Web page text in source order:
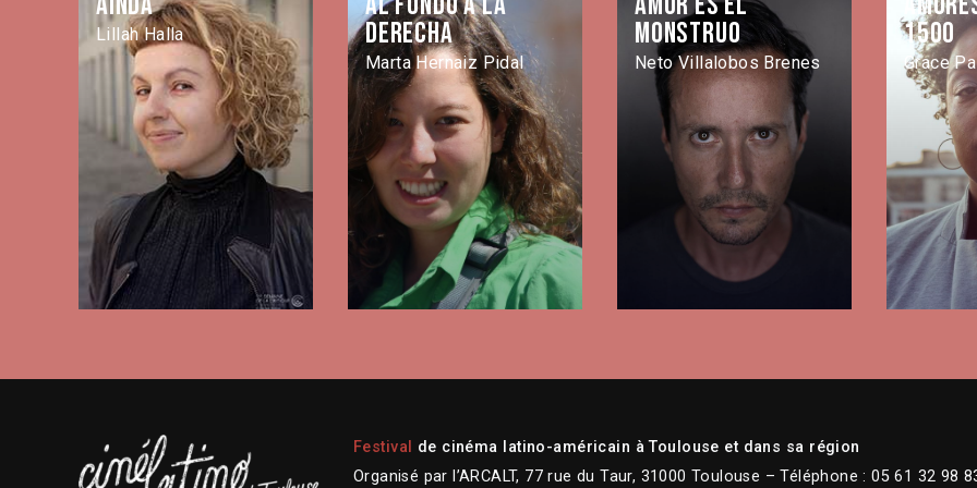
Lillah Halla
derecha
Marta Hernaiz Pidal
monstruo
Neto Villalobos Brenes
1500
Grace
Festival de cinéma latino-américain à Toulouse et dans sa région
Organisé par l’ARCALT, 77 rue du Taur, 31000 Toulouse – Téléphone : 05 61 32 98